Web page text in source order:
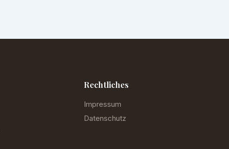
Rechtliches
Impressum
Datenschutz